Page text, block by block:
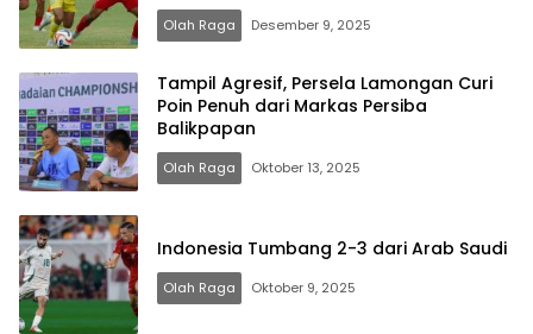
Olah Raga Desember 9, 2025
Tampil Agresif, Persela Lamongan Curi
Poin Penuh dari Markas Persiba
Balikpapan
Olah Raga Oktober 13, 2025
Indonesia Tumbang 2-3 dari Arab Saudi
Olah Raga Oktober 9, 2025